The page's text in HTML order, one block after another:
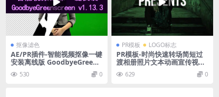
抠像滤色
AE/PR插件-智能视频抠像一键
安装离线版 GoodbyeGreens
creen v1.13.3 CE
530 0
PR模板 LOGO标志
PR模板-时尚快速转场简短过
渡相册照片文本动画宣传视频
模板629 0